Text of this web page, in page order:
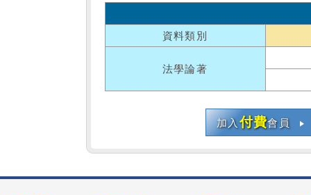
資料類別
法學論著
加入付費會員